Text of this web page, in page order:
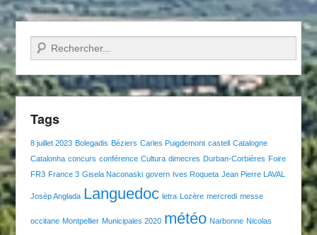
Recherche
Tags
8 juillet 2023 Bolegadis Béziers Carles Puigdemont castell
Catalogne
Catalonha concurs conférence Cultura dimecres Durban-Corbières Foire
FR3 France 3 Gisela Naconaski govern Ives Roqueta Jean Pierre LAVAL
Josèp Anglada Languedoc letra Lozère mercredi messe
occitane Montpellier Municipales 2020 météo Narbonne Nicolas